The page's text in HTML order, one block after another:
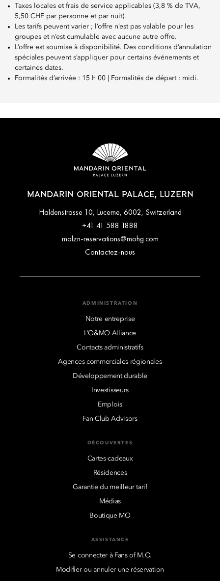
Taxes locales et frais de service applicables (3,8 % de TVA,
5,50 CHF par personne et par nuit).
Les tarifs peuvent varier ; l’offre n’est pas valable pour les
groupes et n’est cumulable avec aucune autre offre.
L’offre est soumise à disponibilité. Des conditions d’annulation
spéciales peuvent s’appliquer pour certains événements et
certaines dates.
Formalités d’arrivée : 15 h 00 | Formalités de départ : midi.
MANDARIN ORIENTAL PALACE, LUZERN
Haldenstrasse 10, Lucerne, 6002, Switzerland
+41 41 588 1888
molzn-reservations@mohg.com
Contactez-nous
ADMINISTRATION
Notre entreprise
L’O&MO Alliance
Contacts administratifs
Agences commerciales régionales
Développement durable
Investisseurs
Emplois
Fan Club Advisors
DÉCOUVERTES
Cartes-cadeaux
Résidences
Garantie du meilleur tarif
Médias
Boutique MO
ASSISTANCE
Se connecter à Fans of M.O.
Modifier ou annuler une réservation